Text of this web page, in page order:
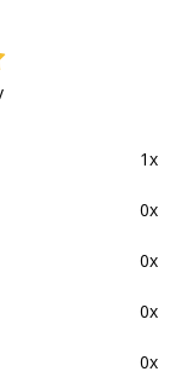
1x
0x
0x
0x
0x